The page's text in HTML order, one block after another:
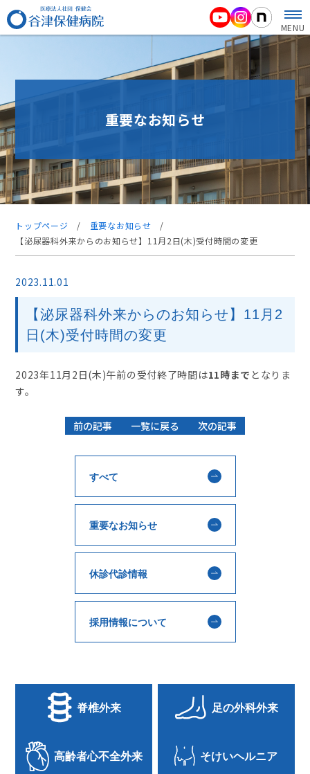
MENU
重要なお知らせ
トップページ / 重要なお知らせ /
【泌尿器科外来からのお知らせ】11月2日(木)受付時間の変更
2023.11.01
【泌尿器科外来からのお知らせ】11月2
日(木)受付時間の変更
2023年11月2日(木)午前の受付終了時間は11時まで となりま
す。
前の記事 一覧に戻る 次の記事
すべて
重要なお知らせ
休診代診情報
採用情報について
脊椎外来 足の外科外来
高齢者心不全外来 そけいヘルニア